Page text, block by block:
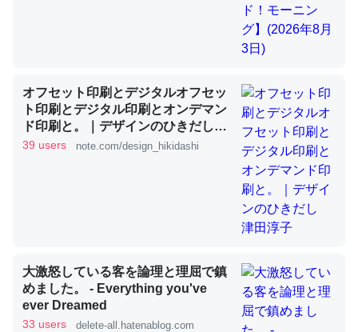
これを元に考えるとカルシウムを大量に使う脊椎動物と貝
類は苦労してるんだな…。腹足類だと殻を無くしてナメク
ジになったり努力してるし。
─ニュース :: 【研究発表】昆虫学の大問題＝「昆虫はなぜ海にいな
ちぼちRingも置こうかと画策中。あと、Googleマップで
位置情報を共有してる。電池残量や充電中かが分かるので
これ見て生きてるなって分かる。
オフセット印刷とデジタルオフセッ
ト印刷とデジタル印刷とオンデマン
ド印刷と。｜デザインのひきだし
津田淳子
39 users note.com/design_hikidashi
大激怒している客を論理と理屈で鎮
めました。 - Everything you've
ever Dreamed
33 users delete-all.hatenablog.com